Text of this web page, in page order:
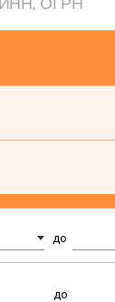
до
до